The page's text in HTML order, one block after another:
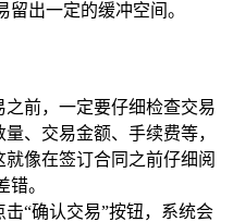
出一定的缓冲空间。
之前，一定要仔细检查交易
、交易金额、手续费等，
像在签订合同之前仔细阅
。
击“确认交易”按钮，系统会